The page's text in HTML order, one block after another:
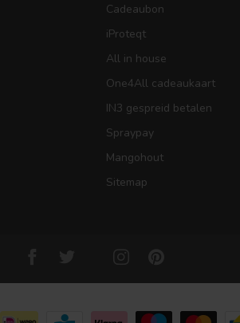
Cadeaubon
iProteqt
All in house
One4All cadeaukaart
IN3 gespreid betalen
Spraypay
Mangohout
Sitemap